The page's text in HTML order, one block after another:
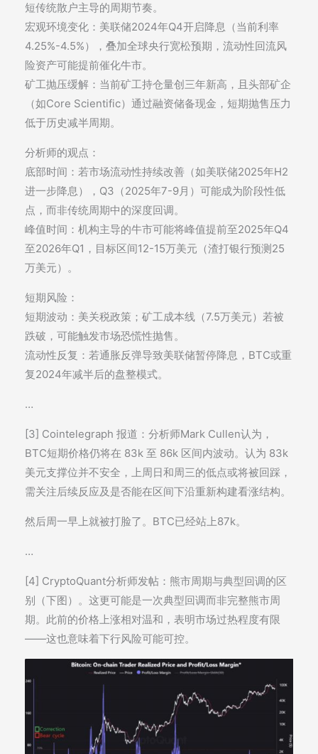
短传统散户主导的周期节奏。
宏观环境变化：美联储2024年Q4开启降息（当前利率
4.25%-4.5%），叠加全球央行宽松预期，流动性回流风
险资产可能提前催化牛市。
矿工抛压缓解：当前矿工持仓量创三年新高，且头部矿企
（如Core Scientific）通过融资储备现金，短期抛售压力
低于历史减半周期。
分析师的观点：
底部时间：若市场流动性持续改善（如美联储2025年H2
进一步降息），Q3（2025年7-9月）可能成为阶段性低
点，而非传统周期中的深度回调。
峰值时间：机构主导的牛市可能将峰值提前至2025年Q4
至2026年Q1，目标区间12-15万美元（渣打银行预测25
万美元）。
短期风险：
短期波动：美关税政策；矿工成本线（7.5万美元）若被
跌破，可能触发市场恐慌性抛售。
流动性反复：若通胀反弹导致美联储暂停降息，BTC或重
复2024年减半后的盘整模式。
…
[3] Cointelegraph 报道：分析师Mark Cullen认为，
BTC短期价格仍将在 83k 至 86k 区间内波动。认为 83k
美元支撑位并不安全，上周日和周三的低点或将被回踩，
需关注后续反应及是否能在区间下沿重新构建看涨结构。
然后周一早上就被打脸了。BTC已经站上87k。
…
[4] CryptoQuant分析师发帖：熊市周期与典型回调的区
别（下图）。这更可能是一次典型回调而非完整熊市周
期。此前的价格上涨相对温和，表明市场过热程度有限
——这也意味着下行风险可能可控。